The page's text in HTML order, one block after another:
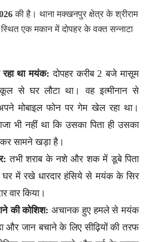
की है। थाना मक्खनपुर क्षेत्र के श्रीराम
स्थित एक मकान में दोपहर के वक्त सन्नाटा
था मयंक: दोपहर करीब 2 बजे मासूम
से घर लौटा था। वह इत्मीनान से
मोबाइल फोन पर गेम खेल रहा था।
भी नहीं था कि उसका पिता ही उसका
सामने खड़ा है।
तभी शराब के नशे और शक में डूबे पिता
घर में रखे धारदार हंसिये से मयंक के सिर
वार किया।
की कोशिश: अचानक हुए हमले से मयंक
और जान बचाने के लिए सीढ़ियों की तरफ